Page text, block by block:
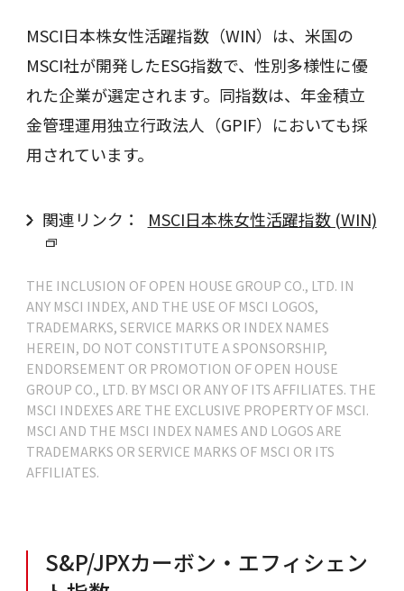
MSCI日本株女性活躍指数（WIN）は、米国の
MSCI社が開発したESG指数で、性別多様性に優
れた企業が選定されます。同指数は、年金積立
金管理運用独立行政法人（GPIF）においても採
用されています。
関連リンク： MSCI日本株女性活躍指数 (WIN)
THE INCLUSION OF OPEN HOUSE GROUP CO., LTD. IN
ANY MSCI INDEX, AND THE USE OF MSCI LOGOS,
TRADEMARKS, SERVICE MARKS OR INDEX NAMES
HEREIN, DO NOT CONSTITUTE A SPONSORSHIP,
ENDORSEMENT OR PROMOTION OF OPEN HOUSE
GROUP CO., LTD. BY MSCI OR ANY OF ITS AFFILIATES. THE
MSCI INDEXES ARE THE EXCLUSIVE PROPERTY OF MSCI.
MSCI AND THE MSCI INDEX NAMES AND LOGOS ARE
TRADEMARKS OR SERVICE MARKS OF MSCI OR ITS
AFFILIATES.
S&P/JPXカーボン・エフィシェン